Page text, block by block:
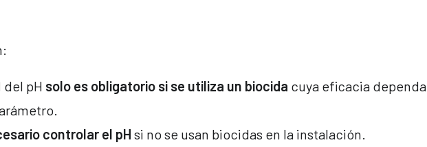
pH solo es obligatorio si se utiliza un biocida cuya eficacia dependa
controlar el pH si no se usan biocidas en la instalación.